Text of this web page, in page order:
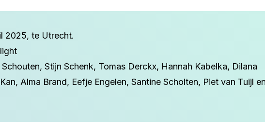
2025, te Utrecht.
Stijn Schenk, Tomas Derckx, Hannah Kabelka, Dilana
Alma Brand, Eefje Engelen, Santine Scholten, Piet van Tuijl